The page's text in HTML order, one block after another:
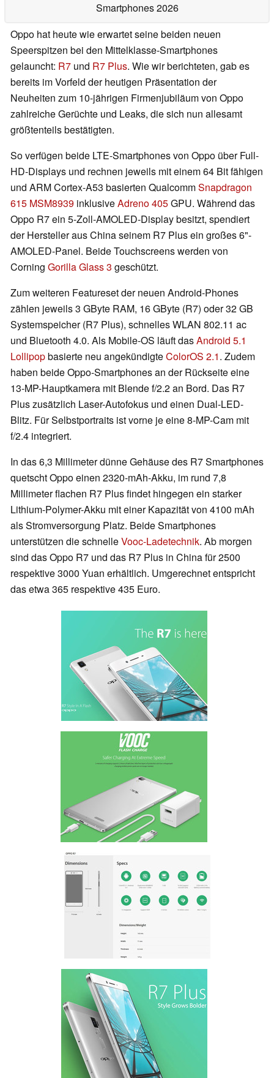
Smartphones 2026
Oppo hat heute wie erwartet seine beiden neuen
Speerspitzen bei den Mittelklasse-Smartphones
gelauncht: R7 und R7 Plus. Wie wir berichteten, gab es
bereits im Vorfeld der heutigen Präsentation der
Neuheiten zum 10-jährigen Firmenjubiläum von Oppo
zahlreiche Gerüchte und Leaks, die sich nun allesamt
größtenteils bestätigten.
So verfügen beide LTE-Smartphones von Oppo über Full-
HD-Displays und rechnen jeweils mit einem 64 Bit fähigen
und ARM Cortex-A53 basierten QualcommSnapdragon
615 MSM8939 inklusiveAdreno 405GPU. Während das
Oppo R7 ein 5-Zoll-AMOLED-Display besitzt, spendiert
der Hersteller aus China seinem R7 Plus ein großes 6"-
AMOLED-Panel. Beide Touchscreens werden von
Corning Gorilla Glass 3 geschützt.
Zum weiteren Featureset der neuen Android-Phones
zählen jeweils 3 GByte RAM, 16 GByte (R7) oder 32 GB
Systemspeicher (R7 Plus), schnelles WLAN 802.11 ac
und Bluetooth 4.0. Als Mobile-OS läuft dasAndroid 5.1
Lollipopbasierte neu angekündigteColorOS 2.1. Zudem
haben beide Oppo-Smartphones an der Rückseite eine
13-MP-Hauptkamera mit Blende f/2.2 an Bord. Das R7
Plus zusätzlich Laser-Autofokus und einen Dual-LED-
Blitz. Für Selbstportraits ist vorne je eine 8-MP-Cam mit
f/2.4 integriert.
In das 6,3 Millimeter dünne Gehäuse des R7 Smartphones
quetscht Oppo einen 2320-mAh-Akku, im rund 7,8
Millimeter flachen R7 Plus findet hingegen ein starker
Lithium-Polymer-Akku mit einer Kapazität von 4100 mAh
als Stromversorgung Platz. Beide Smartphones
unterstützen die schnelleVooc-Ladetechnik. Ab morgen
sind das Oppo R7 und das R7 Plus in China für 2500
respektive 3000 Yuan erhältlich. Umgerechnet entspricht
das etwa 365 respektive 435 Euro.